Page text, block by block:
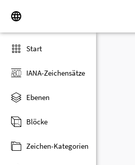
Start
IANA-Zeichensätze
Ebenen
Blöcke
Zeichen-Kategorien